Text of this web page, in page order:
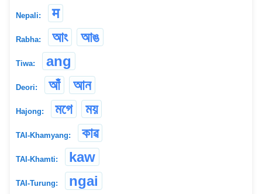
Nepali: म
Rabha: আং আঙ
Tiwa: ang
Deori: আঁ আন
Hajong: মগে ময়
TAI-Khamyang: কাৱ
TAI-Khamti: kaw
TAI-Turung: ngai